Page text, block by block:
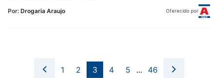
Por: Drogaria Araujo Oferecido por
1 2 3 4 5 ... 46